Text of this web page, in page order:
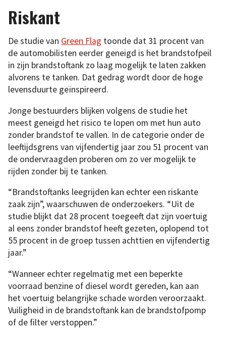
Riskant
De studie van Green Flag toonde dat 31 procent van
de automobilisten eerder geneigd is het brandstofpeil
in zijn brandstoftank zo laag mogelijk te laten zakken
alvorens te tanken. Dat gedrag wordt door de hoge
levensduurte geïnspireerd.
Jonge bestuurders blijken volgens de studie het
meest geneigd het risico te lopen om met hun auto
zonder brandstof te vallen. In de categorie onder de
leeftijdsgrens van vijfendertig jaar zou 51 procent van
de ondervraagden proberen om zo ver mogelijk te
rijden zonder bij te tanken.
“Brandstoftanks leegrijden kan echter een riskante
zaak zijn”, waarschuwen de onderzoekers. “Uit de
studie blijkt dat 28 procent toegeeft dat zijn voertuig
al eens zonder brandstof heeft gezeten, oplopend tot
55 procent in de groep tussen achttien en vijfendertig
jaar.”
“Wanneer echter regelmatig met een beperkte
voorraad benzine of diesel wordt gereden, kan aan
het voertuig belangrijke schade worden veroorzaakt.
Vuiligheid in de brandstoftank kan de brandstofpomp
of de filter verstoppen.”